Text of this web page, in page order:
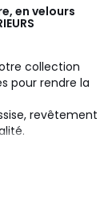
en velours
collection
pour rendre la
revêtement